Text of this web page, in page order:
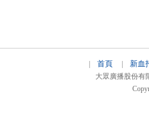
首頁 新血
大眾廣播股份有